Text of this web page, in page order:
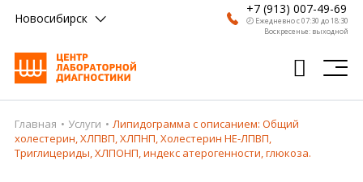
Новосибирск
+7 (913) 007-49-69
🕗 Ежедневно с 07:30 до 18:30
Воскресенье: выходной
Главная
Анализы
Главная Услуги
Липидограмма с описанием: Общий
холестерин, ХЛПВП, ХЛПНП, Холестерин НЕ-ЛПВП,
Триглицериды, ХЛПОНП, индекс атерогенности, глюкоза.